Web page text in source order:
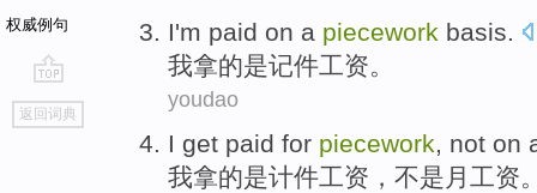
权威例句
go
top
返回词典
I'm paid on a piecework basis.
我拿的是记件工资。
youdao
I get paid for piecework, not on
我拿的是计件工资 ， 不是 月工资